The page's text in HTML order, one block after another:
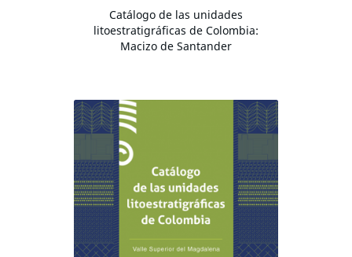
Catálogo de las unidades
litoestratigráficas de Colombia:
Macizo de Santander